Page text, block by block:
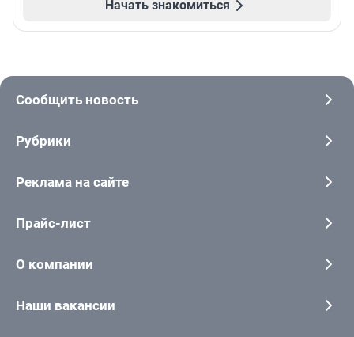
Начать знакомиться
Сообщить новость
Рубрики
Реклама на сайте
Прайс-лист
О компании
Наши вакансии